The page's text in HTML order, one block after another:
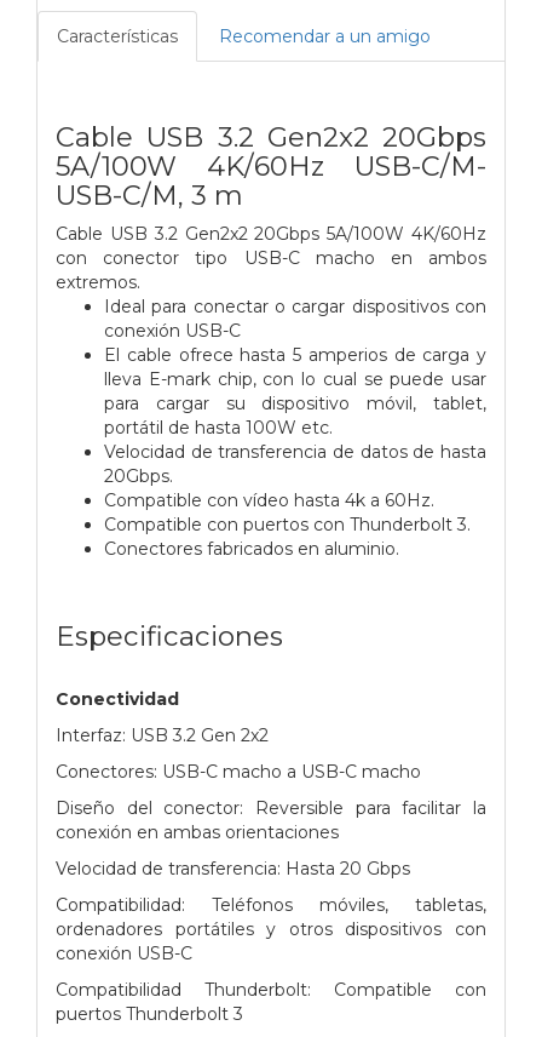
Características Recomendar a un amigo
Cable USB 3.2 Gen2x2 20Gbps
5A/100W 4K/60Hz USB-C/M-
USB-C/M, 3 m
Cable USB 3.2 Gen2x2 20Gbps 5A/100W 4K/60Hz
con conector tipo USB-C macho en ambos
extremos.
Ideal para conectar o cargar dispositivos con
conexión USB-C
El cable ofrece hasta 5 amperios de carga y
lleva E-mark chip, con lo cual se puede usar
para cargar su dispositivo móvil, tablet,
portátil de hasta 100W etc.
Velocidad de transferencia de datos de hasta
20Gbps.
Compatible con vídeo hasta 4k a 60Hz.
Compatible con puertos con Thunderbolt 3.
Conectores fabricados en aluminio.
Especificaciones
Conectividad
Interfaz: USB 3.2 Gen 2x2
Conectores: USB-C macho a USB-C macho
Diseño del conector: Reversible para facilitar la
conexión en ambas orientaciones
Velocidad de transferencia: Hasta 20 Gbps
Compatibilidad: Teléfonos móviles, tabletas,
ordenadores portátiles y otros dispositivos con
conexión USB-C
Compatibilidad Thunderbolt: Compatible con
puertos Thunderbolt 3